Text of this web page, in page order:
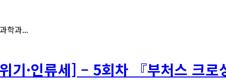
학과...
·인류세] – 5회차 『부처스 크로